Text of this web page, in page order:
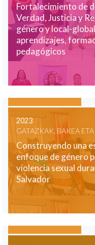
Fortalecimiento de
Verdad, Justicia y
género y local-
aprendizajes,
pedagógicos
2023
GATAZKAK, BAKEA
Construyendo una
enfoque de género
violencia sexual
Salvador